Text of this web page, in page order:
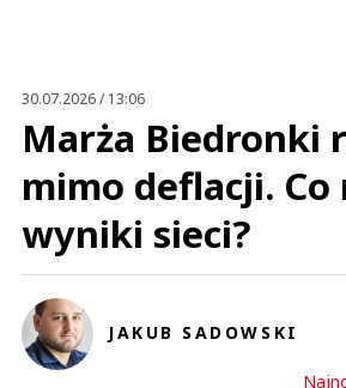
30.07.2026 / 13:06
Marża Biedronki
mimo deflacji. Co
wyniki sieci?
JAKUB SADOWSKI